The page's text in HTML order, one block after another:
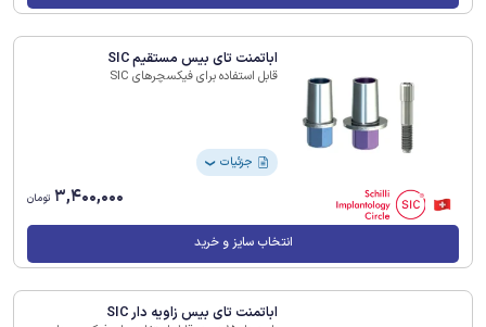
اباتمنت تای بیس مستقیم SIC
قابل استفاده برای فیکسچرهای SIC
جزئیات ❯
3,400,000 تومان
انتخاب سایز و خرید
اباتمنت تای بیس زاویه دار SIC